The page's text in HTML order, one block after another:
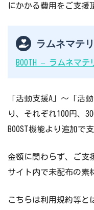
にかかる費用をご支援
ラムネマテ
BOOTH – ラムネマ
「活動支援A」～「活
り、それぞれ100円、
BOOST機能より追加で
金額に関わらず、ご支
サイト内で未配布の素
こちらは利用規約等と